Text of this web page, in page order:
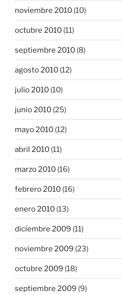
noviembre 2010 (10)
octubre 2010 (11)
septiembre 2010 (8)
agosto 2010 (12)
julio 2010 (10)
junio 2010 (25)
mayo 2010 (12)
abril 2010 (11)
marzo 2010 (16)
febrero 2010 (16)
enero 2010 (13)
diciembre 2009 (11)
noviembre 2009 (23)
octubre 2009 (18)
septiembre 2009 (9)